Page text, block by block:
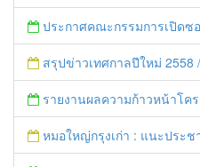
ประกาศคณะกรรมการเปิดซ
สรุปข่าวเทศกาลปีใหม่ 2558
รายงานผลความก้าวหน้าโครงการจัดการแก้ไขปั
หมอใหญ่กรุงเก่า : แนะประชาชนกรุงเก่